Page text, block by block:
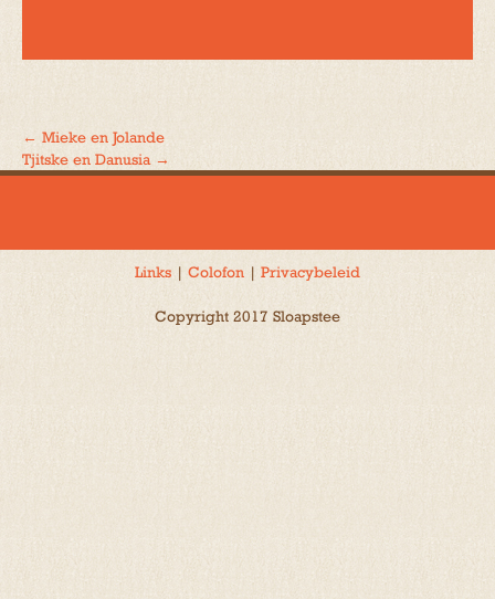
Bericht
← Mieke en Jolande
Tjitske en Danusia →
Links | Colofon | Privacybeleid
Copyright 2017 Sloapstee